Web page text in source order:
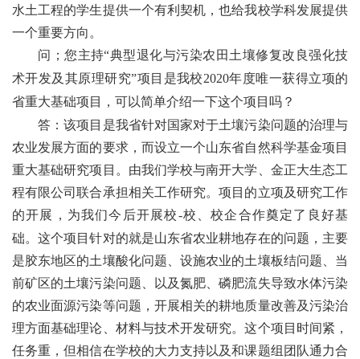
水土工程的学生提供一个有利契机，也给我校学科发展提供
一个重要方向。
问；您主持“典型退化与污染农田土壤修复改良强化技
术开发及其原理研究”项目是我校2020年度唯一获得立项的
省重大基础项目，可以简单介绍一下这个项目吗？
答：该项目是我省针对国家对于土壤污染问题的治理与
农业发展方面的要求，而设立一个山东省自然科学基金项目
重大基础研究项目。由我们学校与南开大学、金正大生态工
程有限公司联合承担相关工作研究。项目的立项及研究工作
的开展，为我们今后开展校-校、校企合作奠定了良好基
础。这个项目针对的就是山东省农业耕地存在的问题，主要
是胶东地区的土壤酸化问题、设施农业的土壤板结问题、当
前矿区的土壤污染问题、以及氮肥、磷肥流失导致水体污染
的农业面源污染等问题，开展相关的耕地质量改善及污染治
理方面基础理论、材料与技术开发研究。这个项目时间紧，
任务重，但相信在学校的大力支持以及和课题组团队通力合